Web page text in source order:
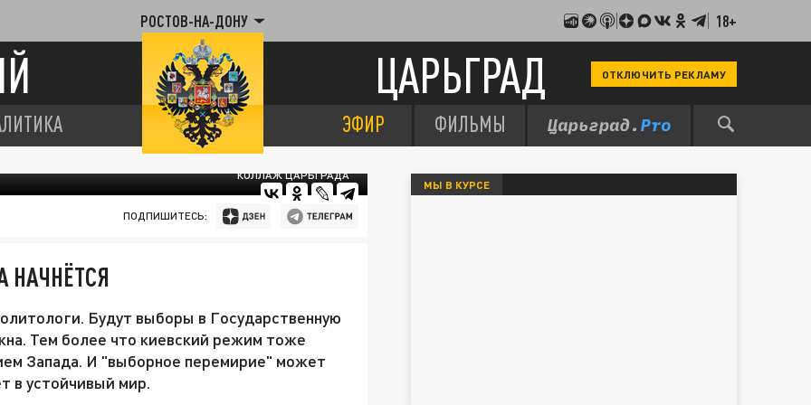
РОСТОВ-НА-ДОНУ 18+
ЦАРЬГРАД ОТКЛЮЧИТЬ РЕКЛАМУ
ЭФИР ФИЛЬМЫ
КОЛЛАЖ ЦАРЬГРАДА
ПОДПИШИТЕСЬ:
НАЧНЁТСЯ
Будут выборы в Государственную
Тем более что киевский режим тоже
Запада. И "выборное перемирие" может
в устойчивый мир.
МЫ В КУРСЕ